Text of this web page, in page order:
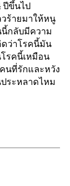
ปีขึ้นไป
ร้ายมาให้หนู
กลับมีความ
ว่าโรคนี้มัน
รคนี้เหมือน
นที่รักและหวัง
ระหลาดไหม